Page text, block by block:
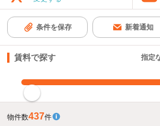
条件を保存 新着通知
賃料で探す 指定
物件数437件